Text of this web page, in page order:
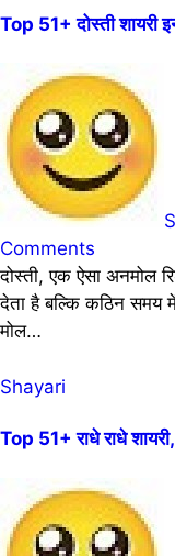
Top 51+ दोस्ती शायरी
Comments
दोस्ती, एक ऐसा अनमोल रिश्ता जो न सिर्फ हमारे जीवन को खुशियों से भर
देता है बल्कि कठिन समय
मोल…
Shayari
Top 51+ राधे राधे